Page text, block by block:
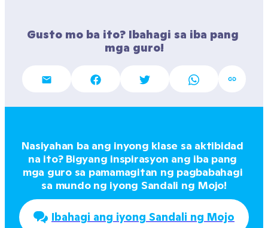
Gusto mo ba ito? Ibahagi sa iba pang
mga guro!
Nasiyahan ba ang inyong klase sa aktibidad
na ito? Bigyang inspirasyon ang iba pang
mga guro sa pamamagitan ng pagbabahagi
sa mundo ng iyong Sandali ng Mojo!
Ibahagi ang iyong Sandali ng Mojo